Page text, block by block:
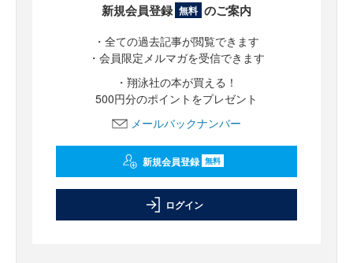
新規会員登録 無料 のご案内
・全ての過去記事が閲覧できます
・会員限定メルマガを受信できます
・翔泳社の本が買える！
500円分のポイントをプレゼント
メールバックナンバー
新規会員登録 無料
ログイン